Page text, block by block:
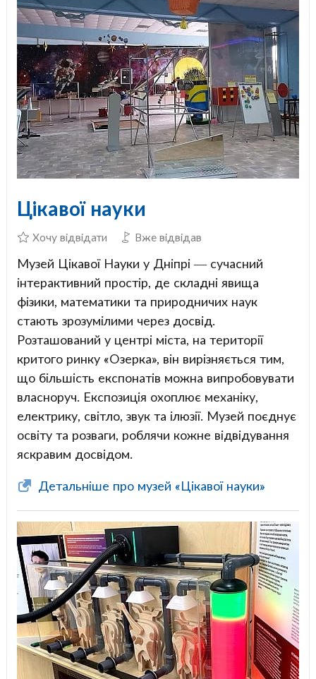
Цікавої науки
Хочу відвідати Вже відвідав
Музей Цікавої Науки у Дніпрі — сучасний
інтерактивний простір, де складні явища
фізики, математики та природничих наук
стають зрозумілими через досвід.
Розташований у центрі міста, на території
критого ринку «Озерка», він вирізняється тим,
що більшість експонатів можна випробовувати
власноруч. Експозиція охоплює механіку,
електрику, світло, звук та ілюзії. Музей поєднує
освіту та розваги, роблячи кожне відвідування
яскравим досвідом.
Детальніше про музей «Цікавої науки»